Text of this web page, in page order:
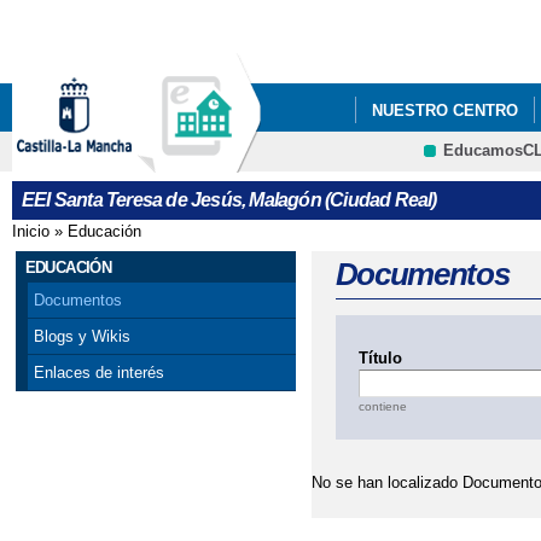
NUESTRO CENTRO
EDUCAR EN CLM
EEI Santa Teresa de Jesús, Malagón (Ciudad Real)
Se encuentra usted aquí
Inicio » Educación
EDUCACIÓN
Documentos
Blogs y Wikis
Enlaces de interés
Documentos
Título
contiene
No se han localizado